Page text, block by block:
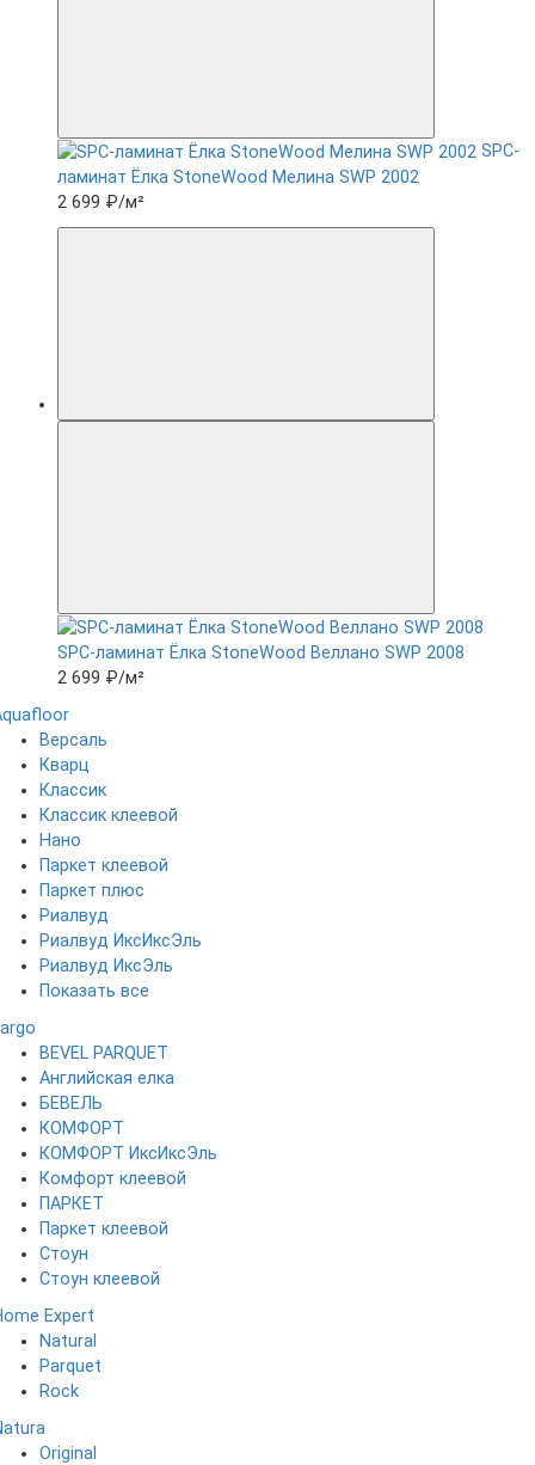
SPC-
ламинат Ëлка StoneWood Мелина SWP 2002
2 699 ₽/м²
SPC-ламинат Ëлка StoneWood Веллано SWP 2008
2 699 ₽/м²
Версаль
Кварц
Классик
Классик клеевой
Нано
Паркет клеевой
Паркет плюс
Риалвуд
Риалвуд ИксИксЭль
Риалвуд ИксЭль
Показать все
BEVEL PARQUET
Английская елка
БЕВЕЛЬ
КОМФОРТ
КОМФОРТ ИксИксЭль
Комфорт клеевой
ПАРКЕТ
Паркет клеевой
Стоун
Стоун клеевой
Expert
Natural
Parquet
Rock
Original